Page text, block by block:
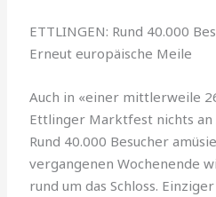
ETTLINGEN: Rund 40.000
Erneut europäische Meile
Auch in «einer mittlerweile
Ettlinger Markt­fest nichts
Rund 40.000 Besucher
vergangenen Wochenende
rund um das Schloss.